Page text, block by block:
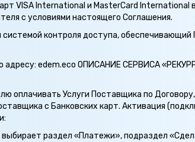
VISA International и MasterCard
с условиями настоящего Соглашения.
контроля доступа,
адресу: edem.eco ОПИСАНИЕ СЕРВИСА
оплачивать Услуги Поставщика по
с Банковских карт. Активация
раздел «Платежи», подраздел